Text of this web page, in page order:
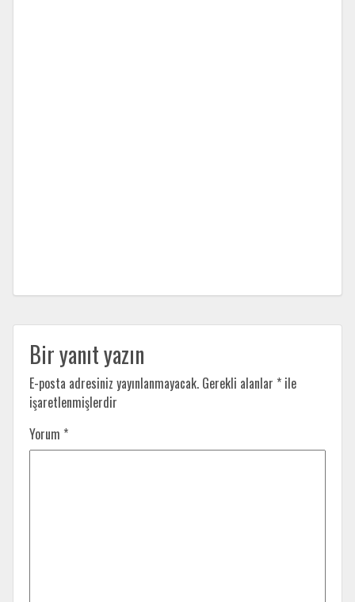
Bir yanıt yazın
E-posta adresiniz yayınlanmayacak. Gerekli alanlar * ile
işaretlenmişlerdir
Yorum *